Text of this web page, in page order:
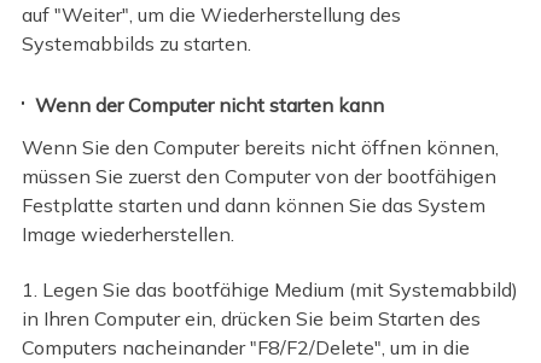
auf "Weiter", um die Wiederherstellung des
Systemabbilds zu starten.
Wenn der Computer nicht starten kann
Wenn Sie den Computer bereits nicht öffnen können,
müssen Sie zuerst den Computer von der bootfähigen
Festplatte starten und dann können Sie das System
Image wiederherstellen.
1. Legen Sie das bootfähige Medium (mit Systemabbild)
in Ihren Computer ein, drücken Sie beim Starten des
Computers nacheinander "F8/F2/Delete", um in die